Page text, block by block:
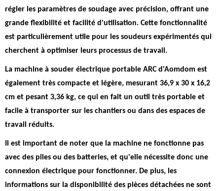
régler les paramètres de soudage avec précision, offrant une
grande flexibilité et facilité d'utilisation. Cette fonctionnalité
est particulièrement utile pour les soudeurs expérimentés qui
cherchent à optimiser leurs processus de travail .
La machine à souder électrique portable ARC d'Aomdom est
également très compacte et légère, mesurant 36,9 x 30 x 16,2
cm et pesant 3,36 kg, ce qui en fait un outil très portable et
facile à transporter sur les chantiers ou dans des espaces de
travail réduits.
Il est important de noter que la machine ne fonctionne pas
avec des piles ou des batteries, et qu'elle nécessite donc une
connexion électrique pour fonctionner. De plus, les
informations sur la disponibilité des pièces détachées ne sont